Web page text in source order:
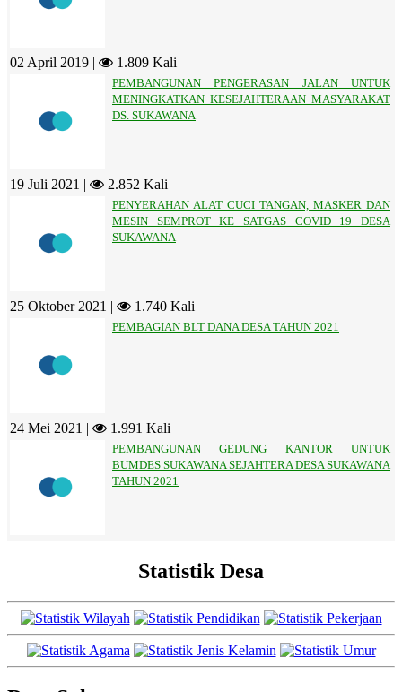
02 April 2019 | 1.809 Kali
PEMBANGUNAN PENGERASAN JALAN UNTUK
MENINGKATKAN KESEJAHTERAAN MASYARAKAT
DS. SUKAWANA
19 Juli 2021 | 2.852 Kali
PENYERAHAN ALAT CUCI TANGAN, MASKER DAN
MESIN SEMPROT KE SATGAS COVID 19 DESA
SUKAWANA
25 Oktober 2021 | 1.740 Kali
PEMBAGIAN BLT DANA DESA TAHUN 2021
24 Mei 2021 | 1.991 Kali
PEMBANGUNAN GEDUNG KANTOR UNTUK
BUMDES SUKAWANA SEJAHTERA DESA SUKAWANA
TAHUN 2021
Statistik Desa